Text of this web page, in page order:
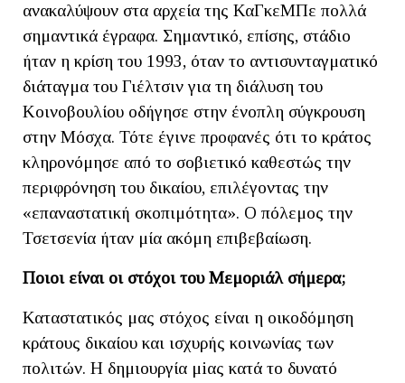
ανακαλύψουν στα αρχεία της ΚαΓκεΜΠε πολλά
σημαντικά έγραφα. Σημαντικό, επίσης, στάδιο
ήταν η κρίση του 1993, όταν το αντισυνταγματικό
διάταγμα του Γιέλτσιν για τη διάλυση του
Κοινοβουλίου οδήγησε στην ένοπλη σύγκρουση
στην Μόσχα. Τότε έγινε προφανές ότι το κράτος
κληρονόμησε από το σοβιετικό καθεστώς την
περιφρόνηση του δικαίου, επιλέγοντας την
«επαναστατική σκοπιμότητα». Ο πόλεμος την
Τσετσενία ήταν μία ακόμη επιβεβαίωση.
Ποιοι είναι οι στόχοι του Μεμοριάλ σήμερα;
Καταστατικός μας στόχος είναι η οικοδόμηση
κράτους δικαίου και ισχυρής κοινωνίας των
πολιτών. Η δημιουργία μiας κατά το δυνατό